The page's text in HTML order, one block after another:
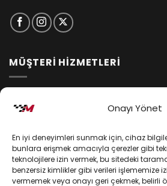
Onayı Yönet
En iyi deneyimleri sunmak için, cihaz
bunlara erişmek amacıyla çerezler gibi
teknolojilere izin vermek, bu sitedeki
benzersiz kimlikler gibi verileri işlememize
vermemek veya onayı geri çekmek, belirli
MÜŞTERİ HİZMETLERİ
Kişisel Verilerin Korunması
Mesafeli Satış Sözleşmesi